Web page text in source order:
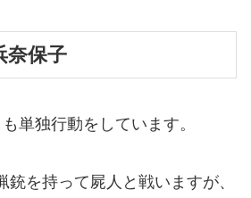
奈保子
単独行動をしています。
銃を持って屍人と戦いますが、